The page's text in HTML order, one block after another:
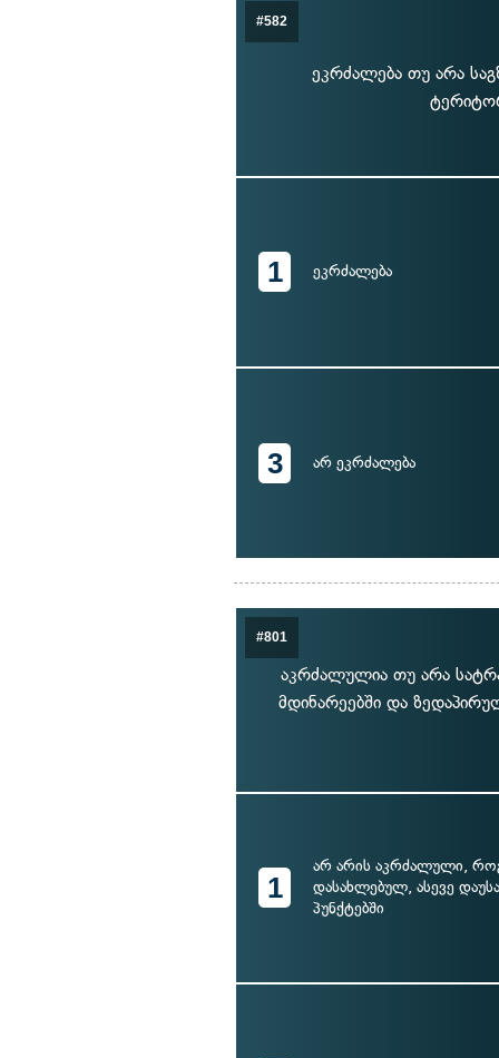
#582
ეკრძალება თუ არა
1 ეკრძალება
3 არ ეკრძალება
#801
აკრძალულია თუ არა
მდინარეებში და
1
არ არის აკრძალული,
დასახლებულ, ასევე
პუნქტებში